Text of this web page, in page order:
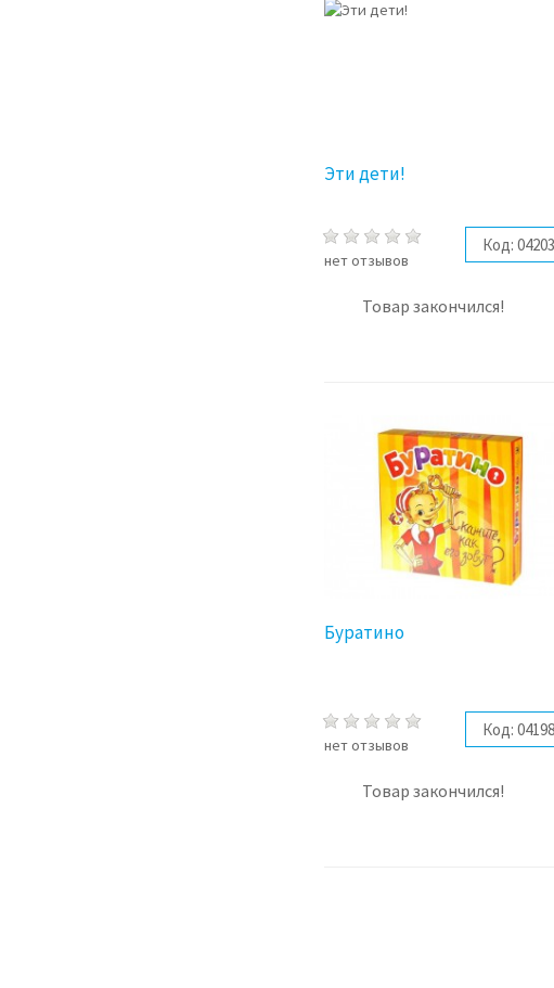
Эти дети!
нет отзывов
Код:
Товар закончился!
Буратино
нет отзывов
Код:
Товар закончился!